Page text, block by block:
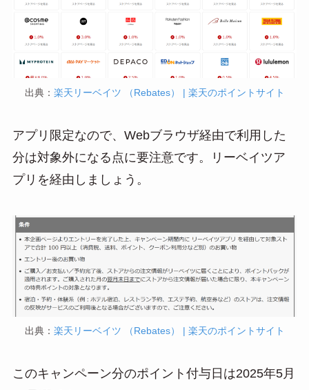
出典： 楽天リーベイツ （Rebates） | 楽天のポイントサイト
アプリ限定なので、Webブラウザ経由で利用した
分は対象外になる点に要注意です。リーベイツア
プリを経由しましょう。
出典： 楽天リーベイツ （Rebates） | 楽天のポイントサイト
このキャンペーン分のポイント付与日は2025年5月